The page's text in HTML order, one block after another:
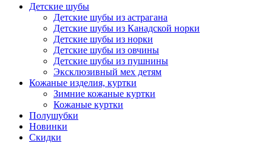
Детские шубы
Детские шубы из астрагана
Детские шубы из Канадской норки
Детские шубы из норки
Детские шубы из овчины
Детские шубы из пушнины
Эксклюзивный мех детям
Кожаные изделия, куртки
Зимние кожаные куртки
Кожаные куртки
Полушубки
Новинки
Скидки